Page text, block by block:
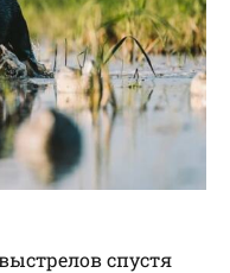
спустя